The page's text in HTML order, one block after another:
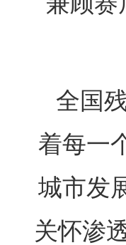
全国
着每一
城市发
关怀渗